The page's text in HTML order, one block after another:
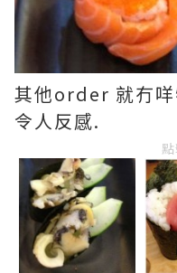
其他order 就冇
令人反感.